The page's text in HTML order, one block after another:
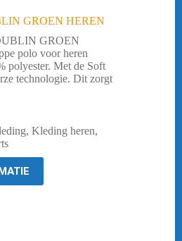
GROEN HEREN
GROEN
polo voor heren
polyester. Met de Soft
technologie. Dit zorgt
, Kleding heren,